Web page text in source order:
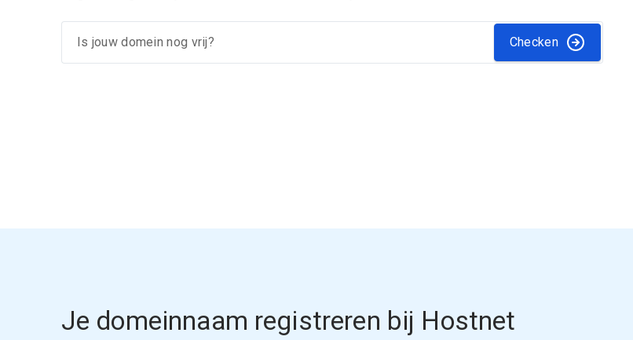
Checken
Je domeinnaam registreren bij Hostnet